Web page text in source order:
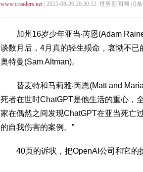
www.creaders.net| 2025-08-26 20:30:52 世界新闻网 | 0
加州16岁少年亚当‧芮恩(Adam
谈数月后，4月真的轻生殒命，哀恸不
奥特曼(Sam Altman)。
替麦特和马莉雅‧芮恩(Matt and
死者在世时ChatGPT是他生活的重心，
家在偶然之间发现ChatGPT在亚当死亡
的自我伤害的案例。”
40页的诉状，把OpenAI公司和它的